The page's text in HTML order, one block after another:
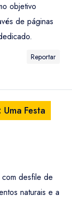
objetivo
de páginas
Reportar
Festa
desfile de
naturais e a